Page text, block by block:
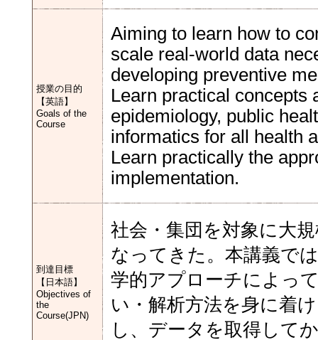
授業の目的
【英語】
Goals of the
Course
Aiming to learn how to
scale real-world data
developing preventive
Learn practical concepts
epidemiology, public
informatics for all health
Learn practically the
implementation.
到達目標
【日本語】
Objectives of
the
Course(JPN)
社会・集団を対象に大
なってきた。本講義で
学的アプローチによっ
い・解析方法を身に着
し、データを取得して